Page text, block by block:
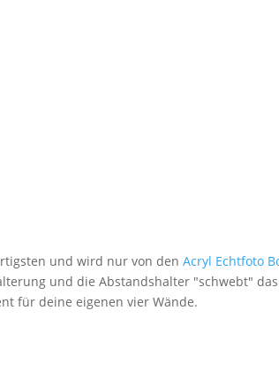
und wird nur von den Acryl Echtfoto
und die Abstandshalter "schwebt"
für deine eigenen vier Wände.